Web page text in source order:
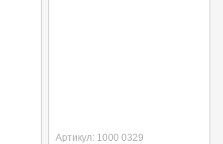
Артикул: 1000 0329